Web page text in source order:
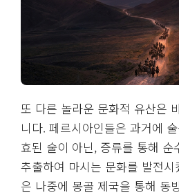
또 다른 놀라운 문화적 유산은
니다. 페르시아인들은 과거에
효된 술이 아닌, 증류를 통해 순
추출하여 마시는 문화를 발전
은 나중에 몽골 제국을 통해 동